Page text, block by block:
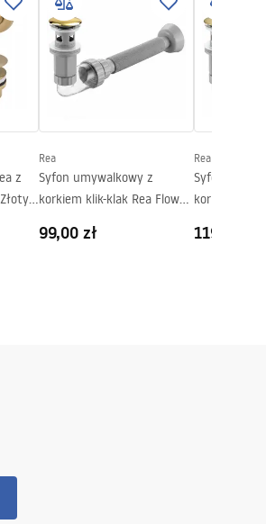
z
Rea
Syfon umywalkowy z
korkiem klik-klak Rea Flow
99,00 zł
Rea
Syfon
korkiem klik-
119,00 zł